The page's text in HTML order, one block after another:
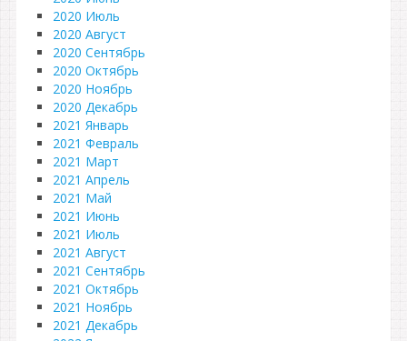
2020 Июль
2020 Август
2020 Сентябрь
2020 Октябрь
2020 Ноябрь
2020 Декабрь
2021 Январь
2021 Февраль
2021 Март
2021 Апрель
2021 Май
2021 Июнь
2021 Июль
2021 Август
2021 Сентябрь
2021 Октябрь
2021 Ноябрь
2021 Декабрь